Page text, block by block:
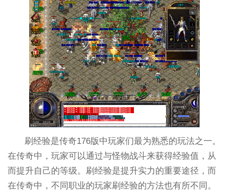
刷经验是传奇176版中玩家们最为熟悉的玩法之一。
在传奇中，玩家可以通过与怪物战斗来获得经验值，从
而提升自己的等级。刷经验是提升实力的重要途径，而
在传奇中，不同职业的玩家刷经验的方法也有所不同。